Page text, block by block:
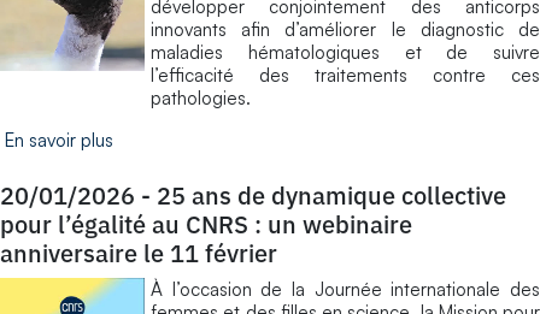
développer conjointement des anticorps
innovants afin d’améliorer le diagnostic de
maladies hématologiques et de suivre
l’efficacité des traitements contre ces
pathologies.
En savoir plus
20/01/2026 - 25 ans de dynamique collective
pour l’égalité au CNRS : un webinaire
anniversaire le 11 février
À l’occasion de la Journée internationale des